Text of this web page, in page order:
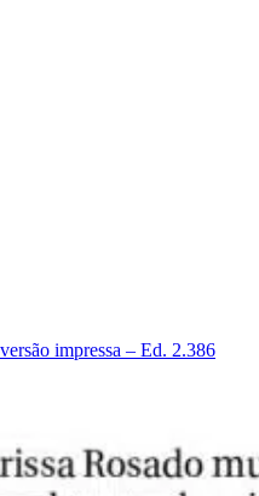
impressa – Ed. 2.386